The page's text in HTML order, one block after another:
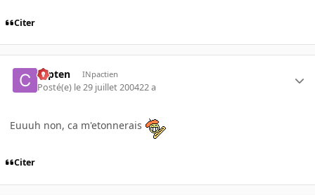
Citer
capten INpactien
Posté(e) le 29 juillet 200422 a
Euuuh non, ca m'etonnerais
Citer